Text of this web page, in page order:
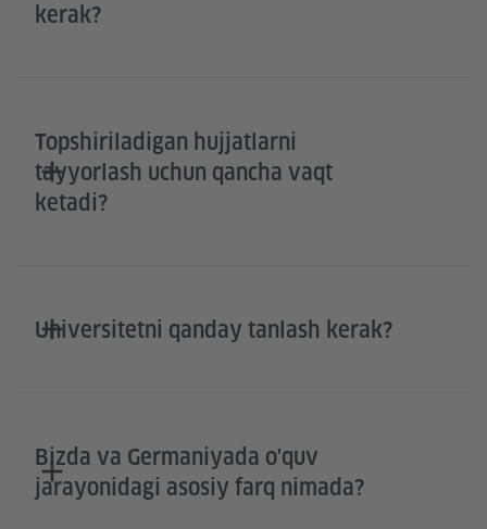
kerak?
Topshiriladigan hujjatlarni
tayyorlash uchun qancha vaqt
ketadi?
Universitetni qanday tanlash kerak?
Bizda va Germaniyada o'quv
jarayonidagi asosiy farq nimada?